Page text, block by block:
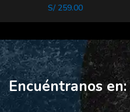
S/259.00
Encuéntranos en: